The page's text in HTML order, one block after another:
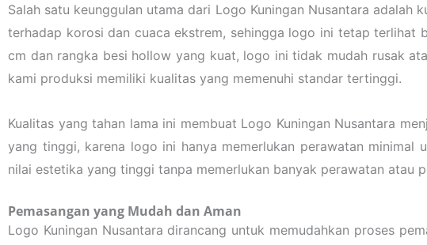
Salah satu keunggulan utama dari Logo Kuningan Nusantara adalah
terhadap korosi dan cuaca ekstrem, sehingga logo ini tetap terlihat
cm dan rangka besi hollow yang kuat, logo ini tidak mudah rusak
kami produksi memiliki kualitas yang memenuhi standar tertinggi.
Kualitas yang tahan lama ini membuat Logo Kuningan Nusantara
yang tinggi, karena logo ini hanya memerlukan perawatan
nilai estetika yang tinggi tanpa memerlukan banyak perawatan atau
Pemasangan yang Mudah dan Aman
Logo Kuningan Nusantara dirancang untuk memudahkan proses